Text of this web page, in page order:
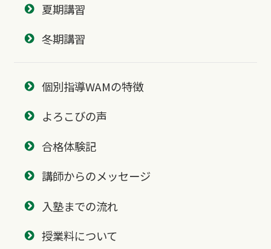
夏期講習
冬期講習
個別指導WAMの特徴
よろこびの声
合格体験記
講師からのメッセージ
入塾までの流れ
授業料について